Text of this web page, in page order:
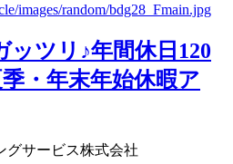
ッツリ♪年間休日120
・年末年始休暇ア
グサービス株式会社